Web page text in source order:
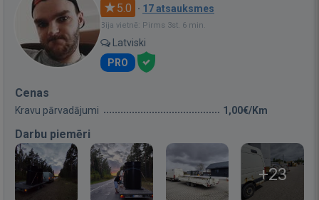
5.0 · 17 atsauksmes
Bija vietnē: Pirms 3st. 6 min.
Latviski
PRO
Cenas
Kravu pārvadājumi 1,00€/Km
Darbu piemēri
+23